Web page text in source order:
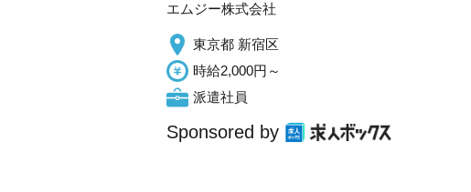
エムジー株式会社
東京都 新宿区
時給2,000円～
派遣社員
Sponsored by